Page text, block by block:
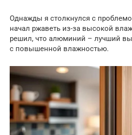
Однажды я столкнулся с
начал ржаветь из-за высокой
решил, что алюминий – лучший
с повышенной влажностью.